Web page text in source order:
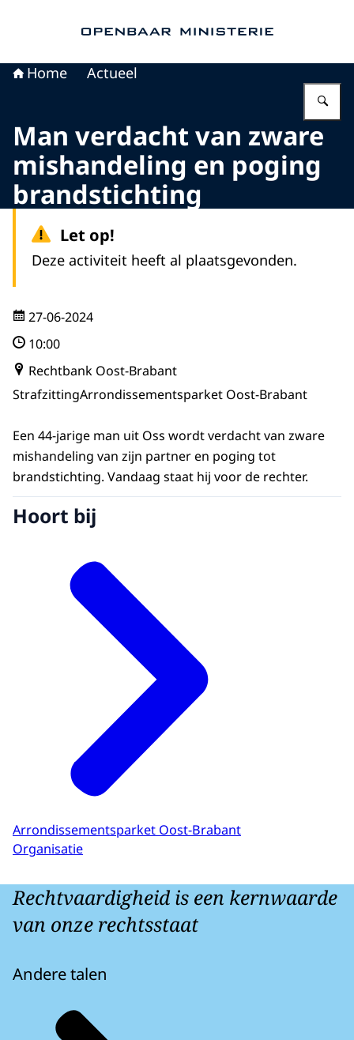
Home Actueel
Man verdacht van zware
mishandeling en poging
brandstichting
Let op!
Deze activiteit heeft al plaatsgevonden.
27-06-2024
10:00
Rechtbank Oost-Brabant
StrafzittingArrondissementsparket Oost-Brabant
Een 44-jarige man uit Oss wordt verdacht van zware
mishandeling van zijn partner en poging tot
brandstichting. Vandaag staat hij voor de rechter.
Hoort bij
Arrondissementsparket Oost-Brabant
Organisatie
Rechtvaardigheid is een kernwaarde
van onze rechtsstaat
Andere talen